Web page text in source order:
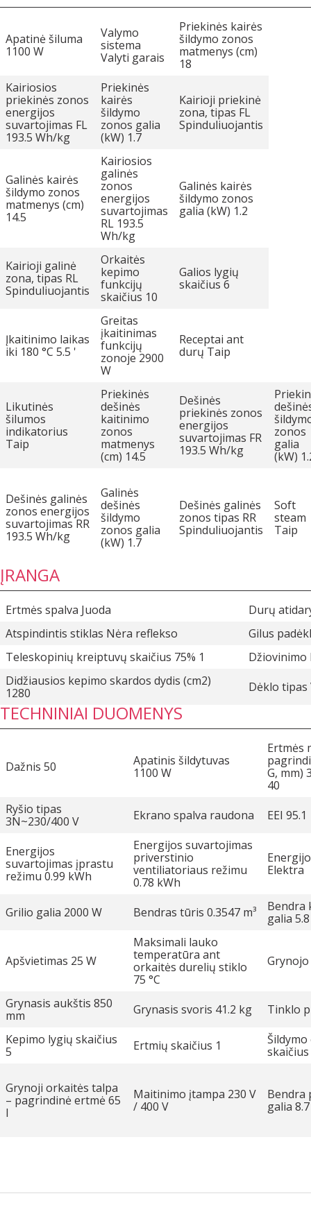
Apatinė šiluma
1100 W
Valymo
sistema
Valyti garais
Priekinės kairės
šildymo zonos
matmenys (cm)
18
Kairiosios
priekinės zonos
energijos
suvartojimas FL
193.5 Wh/kg
Priekinės
kairės
šildymo
zonos galia
(kW) 1.7
Kairioji priekinė
zona, tipas FL
Spinduliuojantis
Galinės kairės
šildymo zonos
matmenys (cm)
14.5
Kairiosios
galinės
zonos
energijos
suvartojimas
RL 193.5
Wh/kg
Galinės kairės
šildymo zonos
galia (kW) 1.2
Kairioji galinė
zona, tipas RL
Spinduliuojantis
Orkaitės
kepimo
funkcijų
skaičius 10
Galios lygių
skaičius 6
Įkaitinimo laikas
iki 180 °C 5.5 '
Greitas
įkaitinimas
funkcijų
zonoje 2900
W
Receptai ant
durų Taip
Likutinės
šilumos
indikatorius
Taip
Priekinės
dešinės
kaitinimo
zonos
matmenys
(cm) 14.5
Dešinės
priekinės zonos
energijos
suvartojimas FR
193.5 Wh/kg
zonos
galia
(kW)
Dešinės galinės
zonos energijos
suvartojimas RR
193.5 Wh/kg
Galinės
dešinės
šildymo
zonos galia
(kW) 1.7
Dešinės galinės
zonos tipas RR
Spinduliuojantis
Soft
steam
Taip
ĮRANGA
Ertmės spalva Juoda
Durų
Atspindintis stiklas Nėra reflekso
Gilus
Teleskopinių kreiptuvų skaičius 75% 1
Džiovinimo
Didžiausios kepimo skardos dydis (cm2)
1280
Dėklo tipas
TECHNINIAI DUOMENYS
Dažnis 50
Apatinis šildytuvas
1100 W
Ertmės
G, mm)
40
Ryšio tipas
3N~230/400 V
Ekrano spalva raudona EEI 95.1
Energijos
suvartojimas įprastu
režimu 0.99 kWh
Energijos suvartojimas
priverstinio
ventiliatoriaus režimu
0.78 kWh
Elektra
Grilio galia 2000 W Bendras tūris 0.3547 m³
Bendra
galia
Apšvietimas 25 W
Maksimali lauko
temperatūra ant
orkaitės durelių stiklo
75 °C
Grynasis aukštis 850
mm
Grynasis svoris 41.2 kg
Tinklo
Kepimo lygių skaičius
5
Ertmių skaičius 1
skaičius
Grynoji orkaitės talpa
– pagrindinė ertmė 65
l
Maitinimo įtampa 230 V
/ 400 V
Bendra
galia